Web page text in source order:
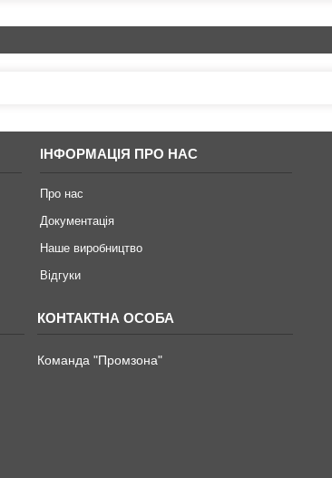
ІНФОРМАЦІЯ ПРО НАС
Про нас
Документація
Наше виробництво
Відгуки
Команда "Промзона"